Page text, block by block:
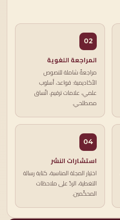
02
المراجعة اللغوية
مراجعةٌ شاملة للنصوص
الأكاديمية: قواعد، أسلوب
علمي، علامات ترقيم، اتّساق
مصطلحي.
04
استشارات النشر
اختيار المجلة المناسبة، كتابة رسالة
التغطية، الردّ على ملاحظات
المحكّمين.